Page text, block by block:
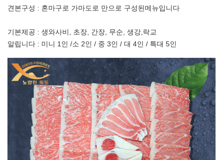
견본구성 : 혼마구로 가마도로 만으로 구성된메뉴입니다
기본제공 : 생와사비, 초장, 간장, 무순, 생강,락교
알립니다 : 미니 1인 /소 2인 / 중 3인 / 대 4인 / 특대 5인